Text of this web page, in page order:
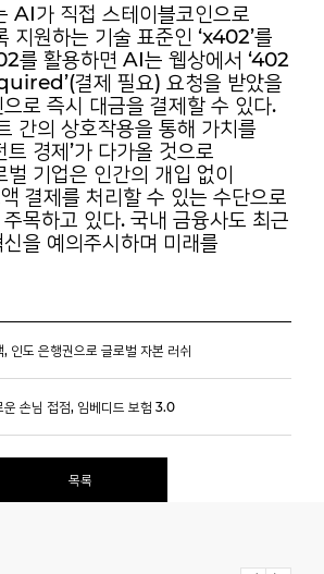
가 직접 스테이블코인으로
지원하는 기술 표준인 ‘x402’를
를 활용하면 AI는 웹상에서 ‘402
결제 필요) 요청을 받았을
로 즉시 대금을 결제할 수 있다.
간의 상호작용을 통해 가치를
트 경제’가 다가올 것으로
벌 기업은 인간의 개입 없이
결제를 처리할 수 있는 수단으로
목하고 있다. 국내 금융사도 최근
을 예의주시하며 미래를
인도 은행권으로 글로벌 자본 러쉬
운 손님 접점, 임베디드 보험 3.0
목록